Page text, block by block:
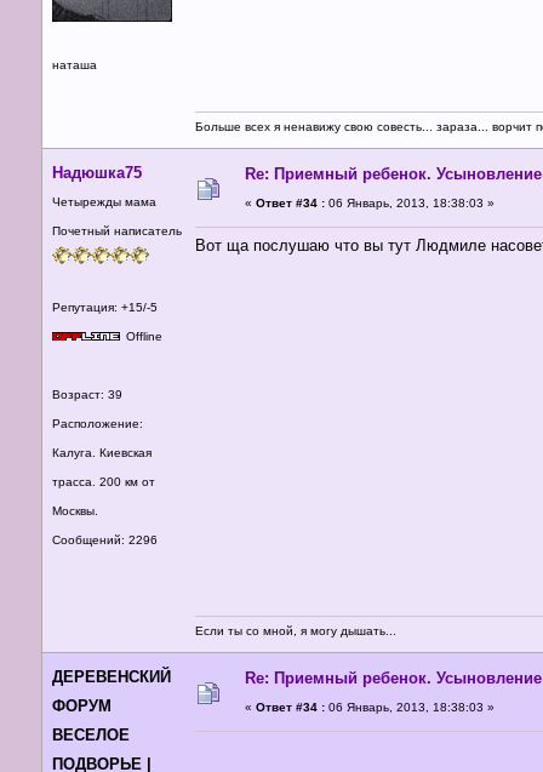
наташа
Больше всех я ненавижу свою совесть... зараза...
Надюшка75
Четырежды мама
Почетный написатель
Репутация: +15/-5
Offline
Возраст: 39
Расположение:
Калуга. Киевская
трасса. 200 км от
Москвы.
Сообщений: 2296
Re: Приемный ребенок. Усыновление
« Ответ #34 : 06 Январь, 2013, 18:38:03 »
Вот ща послушаю что вы тут Людмиле
Если ты со мной, я могу дышать...
ДЕРЕВЕНСКИЙ
ФОРУМ
ВЕСЕЛОЕ
ПОДВОРЬЕ |
Re: Приемный ребенок. Усыновление
« Ответ #34 : 06 Январь, 2013, 18:38:03 »